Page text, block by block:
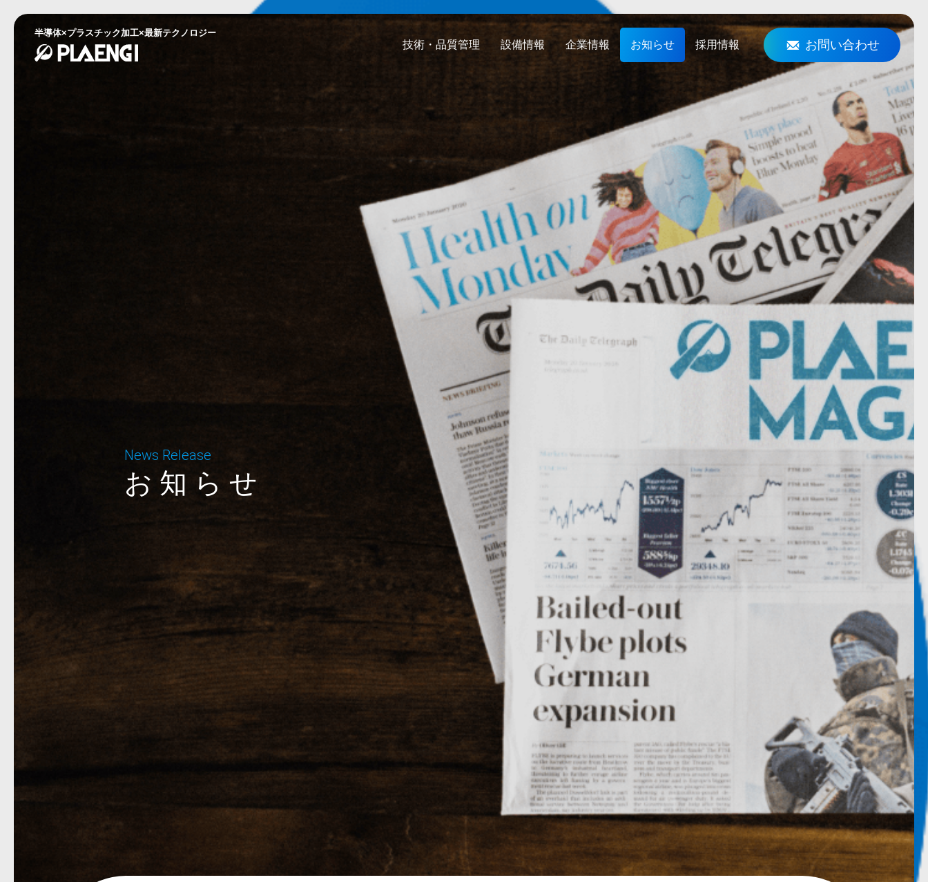
半導体×プラスチック加工×最新テクノロジー
技術・品質管理 設備情報 企業情報 お知らせ 採用情報 お問い合わせ
News Release
お知らせ